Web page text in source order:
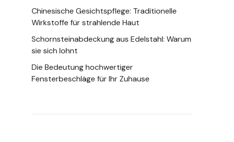
Chinesische Gesichtspflege: Traditionelle
Wirkstoffe für strahlende Haut
Schornsteinabdeckung aus Edelstahl: Warum
sie sich lohnt
Die Bedeutung hochwertiger
Fensterbeschläge für Ihr Zuhause